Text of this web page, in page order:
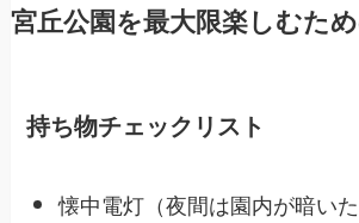
宮丘公園を最大限楽しむた
持ち物チェックリスト
懐中電灯（夜間は園内が暗いた